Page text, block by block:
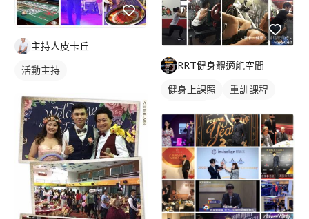
主持人皮卡丘
活動主持 RRT健身體適能空間
健身上課照
重訓課程